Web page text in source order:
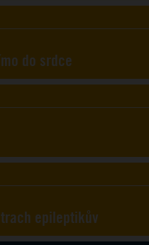
do srdce
epileptikův